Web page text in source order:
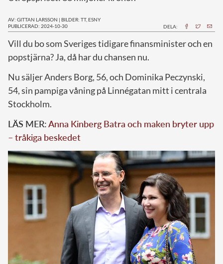
AV: GITTAN LARSSON | BILDER: TT, ESNY
PUBLICERAD: 2024-10-30
DELA:
Vill du bo som Sveriges tidigare finansminister och en
popstjärna? Ja, då har du chansen nu.
Nu säljer Anders Borg, 56, och Dominika Peczynski,
54, sin pampiga våning på Linnégatan mitt i centrala
Stockholm.
LÄS MER:Anna Kinberg Batra och maken bryter upp
– tråkiga beskedet